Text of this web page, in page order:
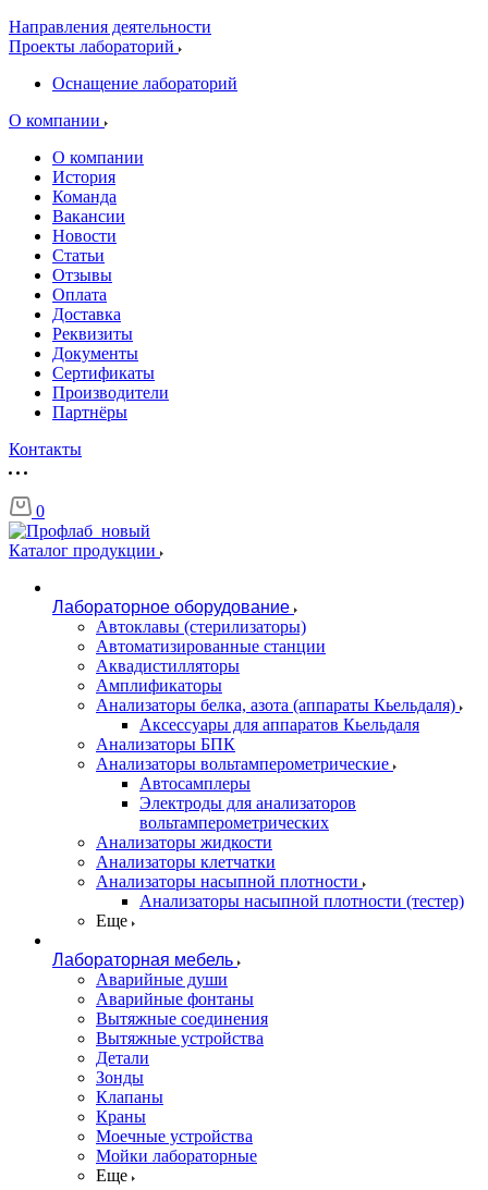
Направления деятельности
Проекты лабораторий
Оснащение лабораторий
О компании
О компании
История
Команда
Вакансии
Новости
Статьи
Отзывы
Оплата
Доставка
Реквизиты
Документы
Сертификаты
Производители
Партнёры
Контакты
0
Каталог продукции
Лабораторное оборудование
Автоклавы (стерилизаторы)
Автоматизированные станции
Аквадистилляторы
Амплификаторы
Анализаторы белка, азота (аппараты Кьельдаля)
Аксессуары для аппаратов Кьельдаля
Анализаторы БПК
Анализаторы вольтамперометрические
Автосамплеры
Электроды для анализаторов
вольтамперометрических
Анализаторы жидкости
Анализаторы клетчатки
Анализаторы насыпной плотности
Анализаторы насыпной плотности (тестер)
Еще
Лабораторная мебель
Аварийные души
Аварийные фонтаны
Вытяжные соединения
Вытяжные устройства
Детали
Зонды
Клапаны
Краны
Моечные устройства
Мойки лабораторные
Еще